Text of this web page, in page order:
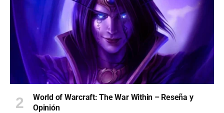
World of Warcraft: The War Within – Reseña y
Opinión